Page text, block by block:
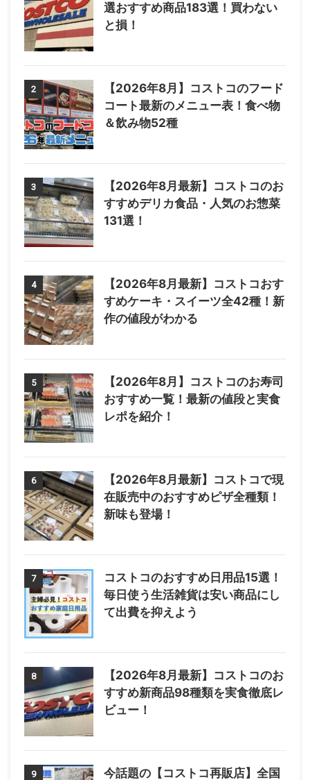
選おすすめ商品183選！買わない
と損！
2
【2026年8月】コストコのフード
コート最新のメニュー表！食べ物
＆飲み物52種
3
【2026年8月最新】コストコのお
すすめデリカ食品・人気のお惣菜
131選！
4
【2026年8月最新】コストコおす
すめケーキ・スイーツ全42種！新
作の値段がわかる
5
【2026年8月】コストコのお寿司
おすすめ一覧！最新の値段と実食
レポを紹介！
6
【2026年8月最新】コストコで現
在販売中のおすすめピザ全種類！
新味も登場！
7
コストコのおすすめ日用品15選！
毎日使う生活雑貨は安い商品にし
て出費を抑えよう
8
【2026年8月最新】コストコのお
すすめ新商品98種類を実食徹底レ
ビュー！
9 今話題の【コストコ再販店】全国